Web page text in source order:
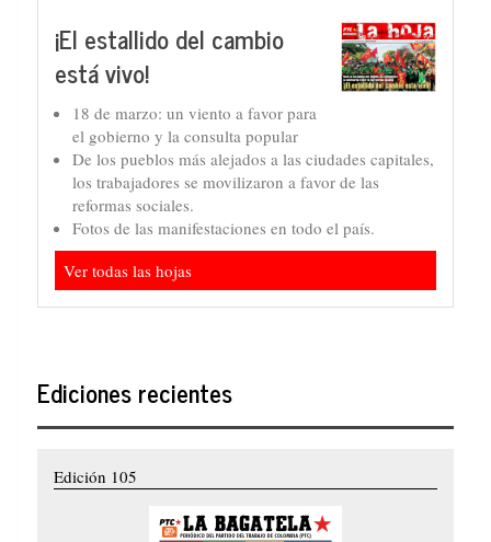
¡El estallido del cambio
está vivo!
18 de marzo: un viento a favor para
el gobierno y la consulta popular
De los pueblos más alejados a las ciudades capitales,
los trabajadores se movilizaron a favor de las
reformas sociales.
Fotos de las manifestaciones en todo el país.
Ver todas las hojas
Ediciones recientes
Edición 105